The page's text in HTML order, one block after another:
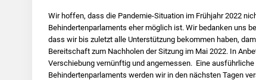
Wir hoffen, dass die Pandemie-Situation im Frühjahr 2022
Behindertenparlaments eher möglich ist. Wir bedanken uns
dass wir bis zuletzt alle Unterstützung bekommen haben,
Bereitschaft zum Nachholen der Sitzung im Mai 2022. In
Verschiebung vernünftig und angemessen. Eine
Behindertenparlaments werden wir in den nächsten Tagen